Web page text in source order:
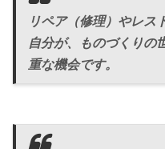
リペア（修理）やレス
自分が、ものづくりの
重な機会です。